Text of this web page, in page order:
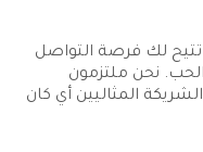
لك فرصة التواصل
الحب. نحن ملتزمون
المثاليين أي كان